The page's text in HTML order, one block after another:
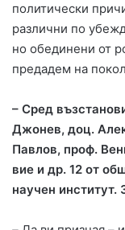
политически
различни по
но обединени от
предадем на
– Сред
Джонев, доц.
Павлов, проф.
вие и др. 12 от
научен